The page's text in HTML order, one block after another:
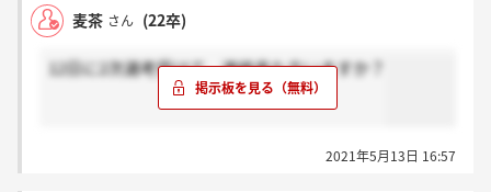
麦茶 さん (22卒)
12日に2次選考受けて、連絡来た方いますか？
2021年5月13日 16:57